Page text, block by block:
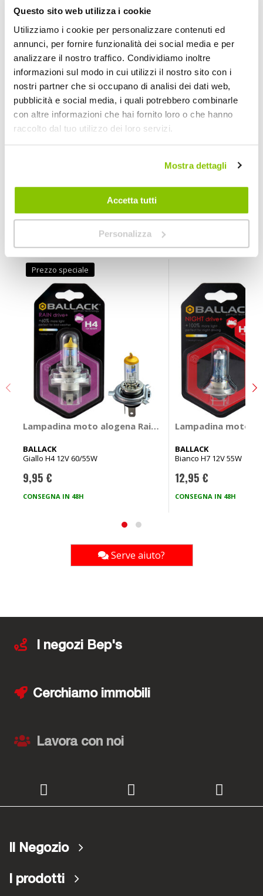
Questo sito web utilizza i cookie
Utilizziamo i cookie per personalizzare contenuti ed
annunci, per fornire funzionalità dei social media e per
analizzare il nostro traffico. Condividiamo inoltre
informazioni sul modo in cui utilizzi il nostro sito con i
nostri partner che si occupano di analisi dei dati web,
pubblicità e social media, i quali potrebbero combinarle
con altre informazioni che hai fornito loro o che hanno
raccolto dal tuo utilizzo dei loro servizi.
Mostra dettagli
Accetta tutti
Personalizza
AVVERTENZE
Specifiche tecniche
Maggiori
Informazioni
1210826
4710445384066
Lampadina moto alogena
Bianco originale
BALLACK
Bianco originale H1 12V 55W
POTREBBERO INTERESSARTI
Prezzo speciale
Lampadina moto alogena Rain - BALLACK
BALLACK
Giallo H4 12V 60/55W
9,95 €
CONSEGNA IN 48H
Lampadina moto
BALLACK
Bianco H7 12V 55W
12,95 €
CONSEGNA IN 48H
Serve aiuto?
I negozi Bep's
Cerchiamo immobili
Lavora con noi
Il Negozio
I prodotti